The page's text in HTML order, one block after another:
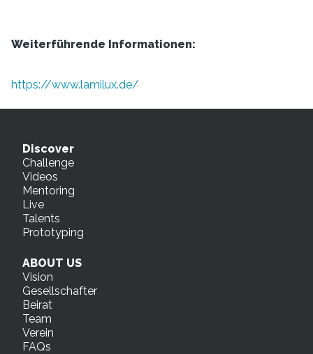
Weiterführende Informationen:
https://www.lamilux.de/
Discover
Challenge
Videos
Mentoring
Live
Talents
Prototyping
ABOUT US
Vision
Gesellschafter
Beirat
Team
Verein
FAQs